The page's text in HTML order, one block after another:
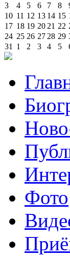
3
4 5 6 7 8
10 11 12 13 14 15
17 18 19 20 21 22
24 25 26 27 28 29
31
1 2 3 4 5
Фото